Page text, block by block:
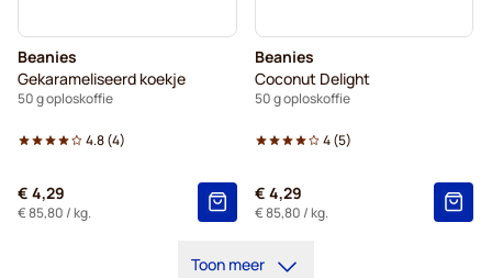
Beanies
Gekarameliseerd koekje
50 g oploskoffie
4.8(4)
€ 4,29
€ 85,80 / kg.
Beanies
Coconut Delight
50 g oploskoffie
4(5)
€ 4,29
€ 85,80 / kg.
Toon meer